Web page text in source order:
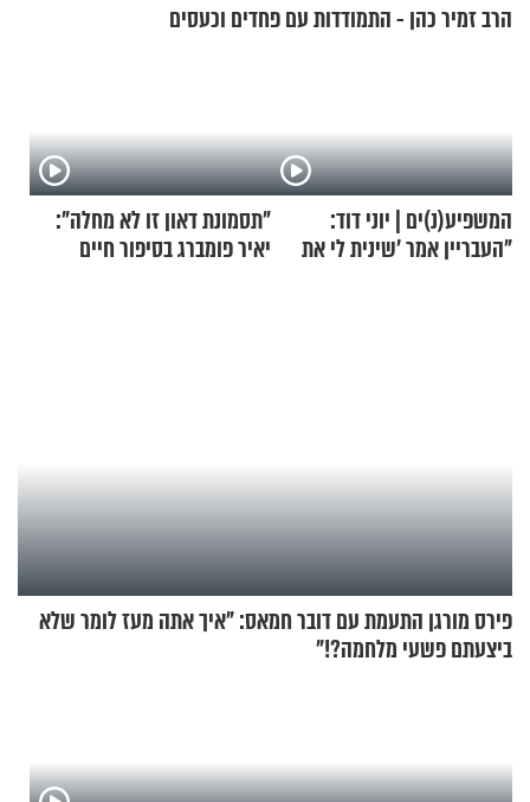
הרב זמיר כהן - התמודדות עם פחדים וכעסים
המשפיע(נ)ים | יוני דוד:
"העבריין אמר 'שינית לי את
"תסמונת דאון זו לא מחלה":
יאיר פומברג בסיפור חיים
פירס מורגן התעמת עם דובר חמאס: "איך אתה מעז לומר שלא
ביצעתם פשעי מלחמה?!"